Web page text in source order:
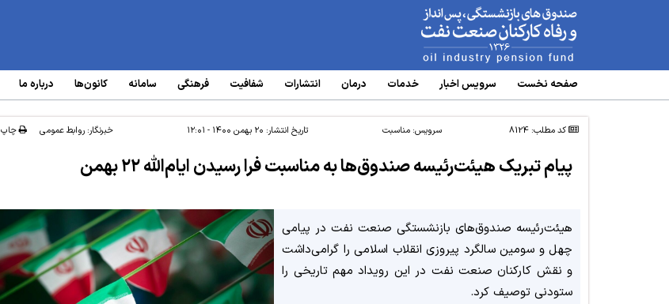
www.oipf.ir
صفحه نخست سرویس‌ اخبار خدمات درمان انتشارات شفافیت فرهنگی سامانه‌ کانون‌ها درباره ما
کد مطلب: 8124 سرویس:مناسبت تاریخ انتشار: ۲۰ بهمن ۱۴۰۰ - ۱۲:۰۱ خبرنگار: روابط عمومی چاپ
پیام تبریک هیئت‌رئیسه صندوق‌ها به مناسبت فرا رسیدن ایام‌الله ۲۲ بهمن
هیئت‌رئیسه صندوق‌های بازنشستگی صنعت نفت در پیامی
چهل و سومین سالگرد پیروزی انقلاب اسلامی را گرامی‌داشت
و نقش کارکنان صنعت نفت در این رویداد مهم تاریخی را
ستودنی توصیف کرد.